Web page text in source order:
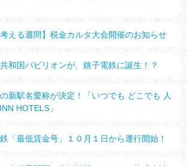
考える週間】税金カルタ大会開催のお知らせ
和国パビリオンが、銚子電鉄に誕生！？
新駅名愛称が決定！「いつでも どこでも 人
HOTELS」
「最低賃金号」１０月１日から運行開始！